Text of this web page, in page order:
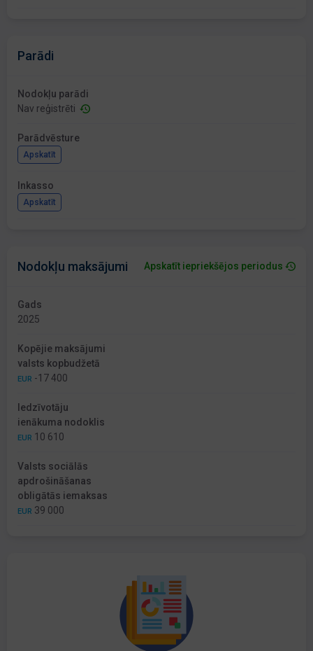
Parādi
Nodokļu parādi
Nav reģistrēti
Parādvēsture
Apskatīt
Inkasso
Apskatīt
Nodokļu maksājumi Apskatīt iepriekšējos periodus
Gads
2025
Kopējie maksājumi
valsts kopbudžetā
EUR -17 400
Iedzīvotāju
ienākuma nodoklis
EUR 10 610
Valsts sociālās
apdrošināšanas
obligātās iemaksas
EUR 39 000